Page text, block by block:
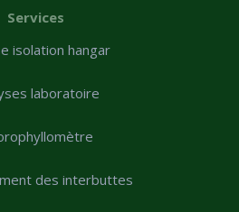
Services
isolation hangar
laboratoire
des interbuttes